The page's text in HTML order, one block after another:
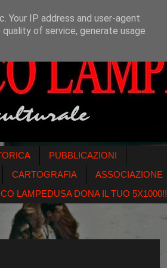
PUBBLICAZIONI
CARTOGRAFIA ASSOCIAZIONE
LAMPEDUSA DONA IL TUO 5X1000!!
Your IP address and user-agent
of service, generate usage